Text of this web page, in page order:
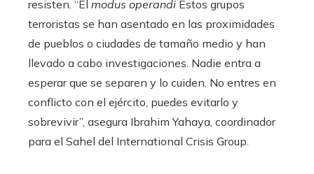
resisten. “El modus operandi Estos grupos
terroristas se han asentado en las proximidades
de pueblos o ciudades de tamaño medio y han
llevado a cabo investigaciones. Nadie entra a
esperar que se separen y lo cuiden. No entres en
conflicto con el ejército, puedes evitarlo y
sobrevivir”, asegura Ibrahim Yahaya, coordinador
para el Sahel del International Crisis Group.